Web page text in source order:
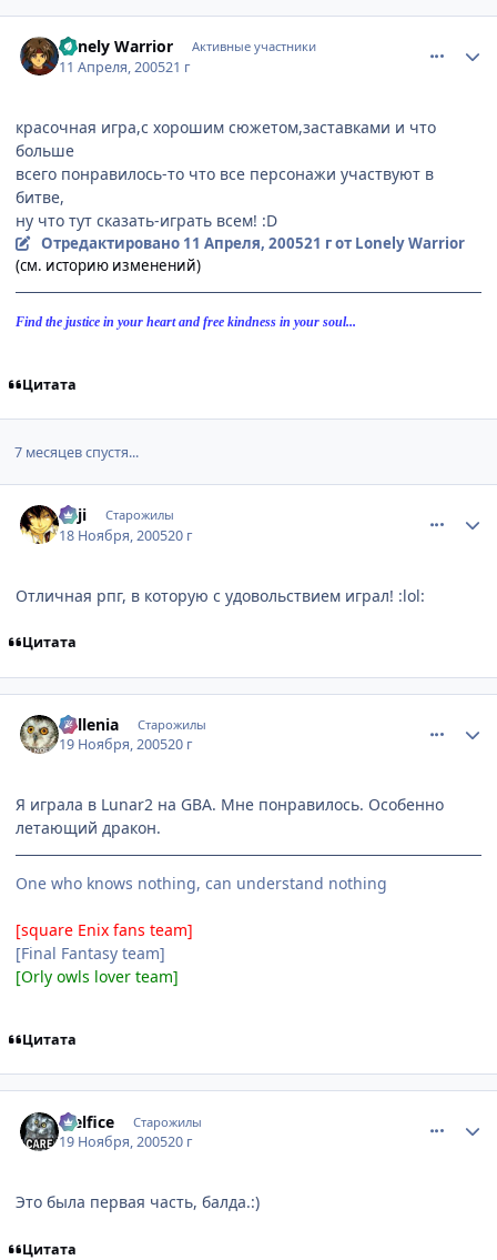
Lonely Warrior Активные участники
11 Апреля, 200521 г
красочная игра,с хорошим сюжетом,заставками и что
больше
всего понравилось-то что все персонажи участвуют в
битве,
ну что тут сказать-играть всем! :D
Отредактировано 11 Апреля, 200521 гот Lonely Warrior
(см. историю изменений)
Find the justice in your heart and free kindness in your soul...
Цитата
7 месяцев спустя...
euji Старожилы
18 Ноября, 200520 г
Отличная рпг, в которую с удовольствием играл! :lol:
Цитата
Millenia Старожилы
19 Ноября, 200520 г
Я играла в Lunar2 на GBA. Мне понравилось. Особенно
летающий дракон.
One who knows nothing, can understand nothing
[square Enix fans team]
[Final Fantasy team]
[Orly owls lover team]
Цитата
Melfice Старожилы
19 Ноября, 200520 г
Это была первая часть, балда.:)
Цитата